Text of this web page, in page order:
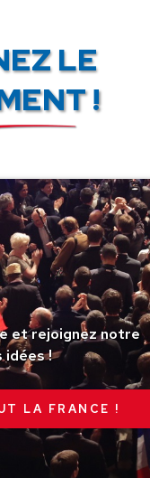
LE
!
et rejoignez notre
idées !
LA FRANCE !